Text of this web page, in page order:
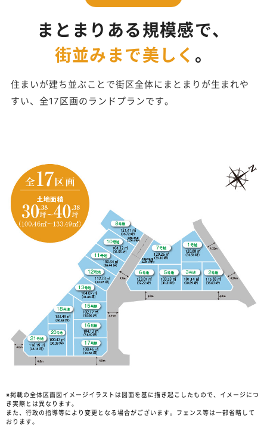
まとまりある規模感で、
街並みまで美しく 。
住まいが建ち並ぶことで街区全体にまとまりが生まれや
すい、全17区画のランドプランです。
※掲載の全体区画図イメージイラストは図面を基に描き起こしたもので、イメージにつ
き実際とは異なります。
また、行政の指導等により変更となる場合がございます。フェンス等は一部省略して
おります。